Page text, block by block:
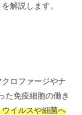
解説します。
ロファージやナ
た免疫細胞の働き
イルスや細菌へ